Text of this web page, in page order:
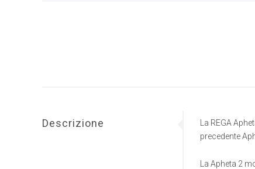
Descrizione
La REGA
precedente
La Apheta 2